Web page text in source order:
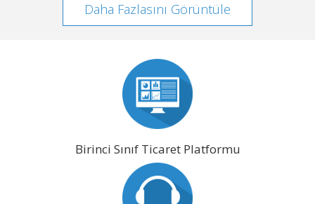
Daha Fazlasını Görüntüle
Birinci Sınıf Ticaret Platformu